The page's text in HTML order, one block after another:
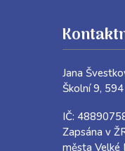
Jana
Školní 9,
IČ:
Zapsána v
města Velké